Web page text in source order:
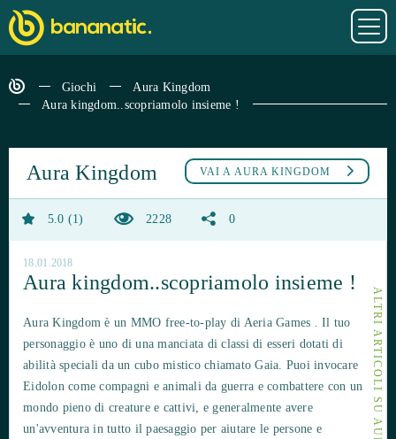
Giochi
Aura Kingdom
Aura kingdom..scopriamolo insieme !
VAI A AURA KINGDOM
Aura Kingdom
5.0 1 2228 0
18.01.2018
Aura kingdom..scopriamolo insieme !
Aura Kingdom è un MMO free-to-play di Aeria Games . Il tuo
personaggio è uno di una manciata di classi di esseri dotati di
abilità speciali da un cubo mistico chiamato Gaia. Puoi invocare
Eidolon come compagni e animali da guerra e combattere con un
mondo pieno di creature e cattivi, e generalmente avere
un'avventura in tutto il paesaggio per aiutare le persone e